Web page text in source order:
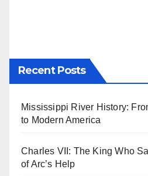
Recent Posts
Mississippi River History:
to Modern America
Charles VII: The King Who
of Arc’s Help